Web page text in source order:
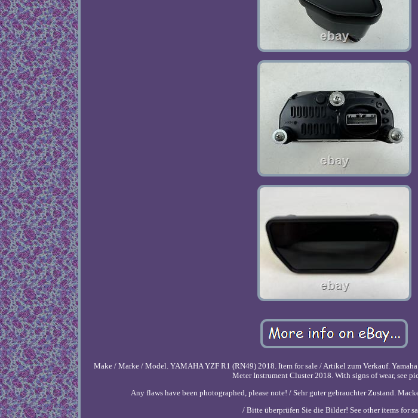
Make / Marke / Model. YAMAHA YZF R1 (RN49) 2018. Item for sale / Artikel zum Verkauf.
Meter Instrument Cluster 2018. With signs of wear, see
Any flaws have been photographed, please note! / Sehr guter gebrauchter Zustand.
/ Bitte überprüfen Sie die Bilder! See other items for